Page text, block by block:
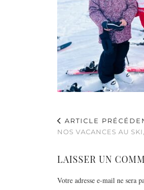
ARTICLE
NOS VACANCES AU
LAISSER UN
Votre adresse e-mail ne sera